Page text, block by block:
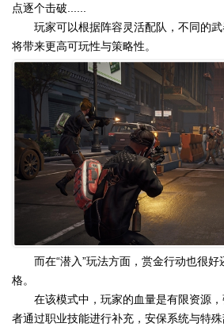
点逐个击破......
玩家可以根据阵容灵活配队，不同的
将带来更高可玩性与策略性。
而在“潜入”玩法方面，赏金行动也很
格。
在该模式中，玩家的血量是有限资源
者通过职业技能进行补充，安保系统与特